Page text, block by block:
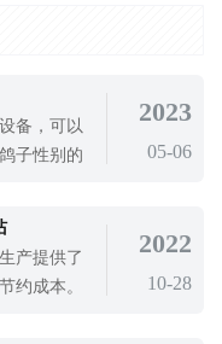
备，可以
子性别的
性别测定
鸽
2023
05-06
产提供了
约成本。
2022
10-28